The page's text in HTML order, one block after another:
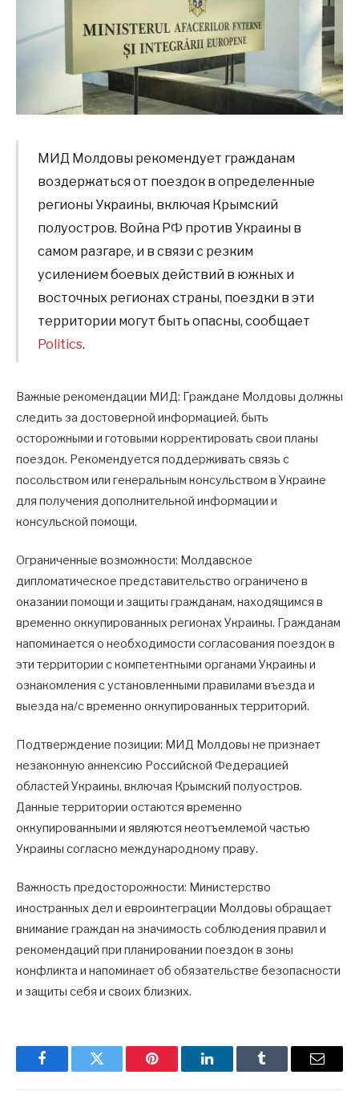
МИД Молдовы рекомендует гражданам
воздержаться от поездок в определенные
регионы Украины, включая Крымский
полуостров. Война РФ против Украины в
самом разгаре, и в связи с резким
усилением боевых действий в южных и
восточных регионах страны, поездки в эти
территории могут быть опасны, сообщает
Politics.
Важные рекомендации МИД: Граждане Молдовы должны
следить за достоверной информацией, быть
осторожными и готовыми корректировать свои планы
поездок. Рекомендуется поддерживать связь с
посольством или генеральным консульством в Украине
для получения дополнительной информации и
консульской помощи.
Ограниченные возможности: Молдавское
дипломатическое представительство ограничено в
оказании помощи и защиты гражданам, находящимся в
временно оккупированных регионах Украины. Гражданам
напоминается о необходимости согласования поездок в
эти территории с компетентными органами Украины и
ознакомления с установленными правилами въезда и
выезда на/с временно оккупированных территорий.
Подтверждение позиции: МИД Молдовы не признает
незаконную аннексию Российской Федерацией
областей Украины, включая Крымский полуостров.
Данные территории остаются временно
оккупированными и являются неотъемлемой частью
Украины согласно международному праву.
Важность предосторожности: Министерство
иностранных дел и евроинтеграции Молдовы обращает
внимание граждан на значимость соблюдения правил и
рекомендаций при планировании поездок в зоны
конфликта и напоминает об обязательстве безопасности
и защиты себя и своих близких.
FacebookTwitter Pinterest LinkedInTumblr Email